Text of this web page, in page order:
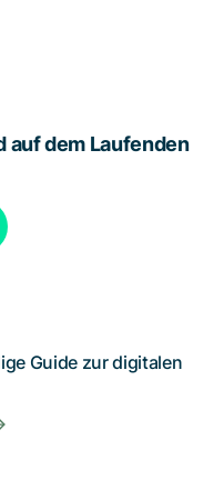
auf dem Laufenden
Guide zur digitalen